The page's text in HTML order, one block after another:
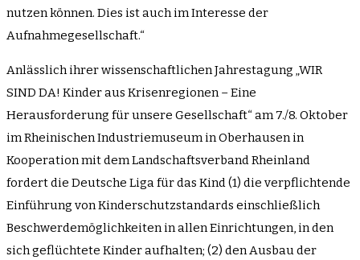
nutzen können. Dies ist auch im Interesse der
Aufnahmegesellschaft.“
Anlässlich ihrer wissenschaftlichen Jahrestagung „WIR
SIND DA! Kinder aus Krisenregionen – Eine
Herausforderung für unsere Gesellschaft“ am 7./8. Oktober
im Rheinischen Industriemuseum in Oberhausen in
Kooperation mit dem Landschaftsverband Rheinland
fordert die Deutsche Liga für das Kind (1) die verpflichtende
Einführung von Kinderschutzstandards einschließlich
Beschwerdemöglichkeiten in allen Einrichtungen, in den
sich geflüchtete Kinder aufhalten; (2) den Ausbau der